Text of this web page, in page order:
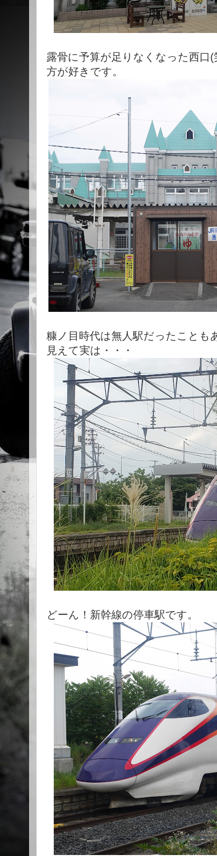
露骨に予算が足りなくなった西口
方が好きです。
糠ノ目時代は無人駅だったことも
見えて実は・・・
どーん！新幹線の停車駅です。